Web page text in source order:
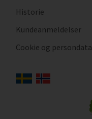
Historie
Kundeanmeldelser
Cookie og persondata